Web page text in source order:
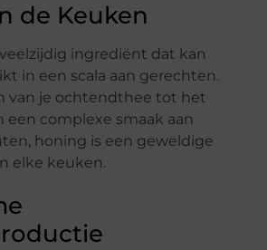
de Keuken
ingrediënt dat kan
in een scala aan gerechten.
van je ochtendthee tot het
een complexe smaak aan
honing is een geweldige
elke keuken.